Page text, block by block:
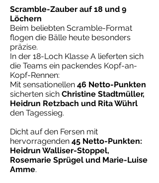
Scramble-Zauber auf 18 und 9
Löchern
Beim beliebten Scramble-Format
flogen die Bälle heute besonders
präzise.
In der 18-Loch Klasse A lieferten sich
die Teams ein packendes Kopf-an-
Kopf-Rennen:
Mit sensationellen 46 Netto-Punkten
sicherten sich Christine Stadtmüller,
Heidrun Retzbach und Rita Wührl
den Tagessieg.
Dicht auf den Fersen mit
hervorragenden 45 Netto-Punkten:
Heidrun Walliser-Stoppel,
Rosemarie Sprügel und Marie-Luise
Amme.